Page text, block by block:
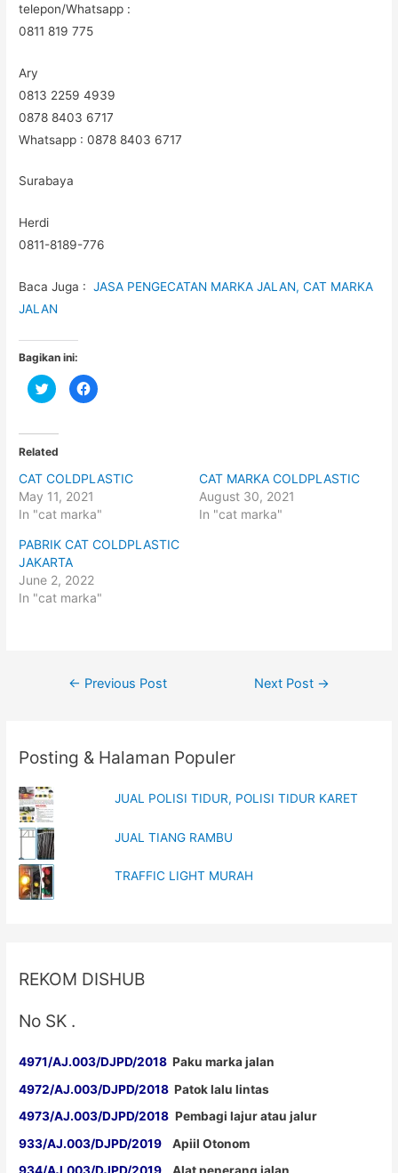
telepon/Whatsapp :
0811 819 775
Ary
0813 2259 4939
0878 8403 6717
Whatsapp : 0878 8403 6717
Surabaya
Herdi
0811-8189-776
Baca Juga :JASA PENGECATAN MARKA JALAN, CAT MARKA
JALAN
Bagikan ini:
C
l
t
o
s
h
a
r
e
o
w
i
t
t
e
r
n
d
)
C
l
a
r
e
o
a
b
o
o
i
n
Related
CAT COLDPLASTIC
May 11, 2021
In "cat marka"
CAT MARKA COLDPLASTIC
August 30, 2021
In "cat marka"
PABRIK CAT COLDPLASTIC
JAKARTA
June 2, 2022
In "cat marka"
Post
← Previous Post Next Post →
Posting & Halaman Populer
JUAL POLISI TIDUR, POLISI TIDUR KARET
JUAL TIANG RAMBU
TRAFFIC LIGHT MURAH
REKOM DISHUB
No SK .
4971/AJ.003/DJPD/2018 Paku marka jalan
4972/AJ.003/DJPD/2018 Patok lalu lintas
4973/AJ.003/DJPD/2018 Pembagi lajur atau jalur
933/AJ.003/DJPD/2019 Apiil Otonom